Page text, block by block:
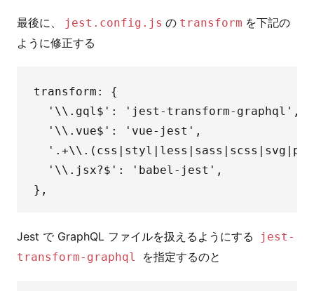
最後に、 jest.config.js の transform を下記の
ように修正する
transform: {
  '\\.gql$': 'jest-transform-graphql',
  '\\.vue$': 'vue-jest',
  '\\.jsx?$': 'babel-jest',
Jest で GraphQL ファイルを扱えるようにする
jest-
transform-graphql
を指定するのと